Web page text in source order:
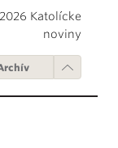
Katolícke
noviny